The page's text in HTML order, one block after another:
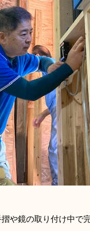
や鏡の取り付け中で